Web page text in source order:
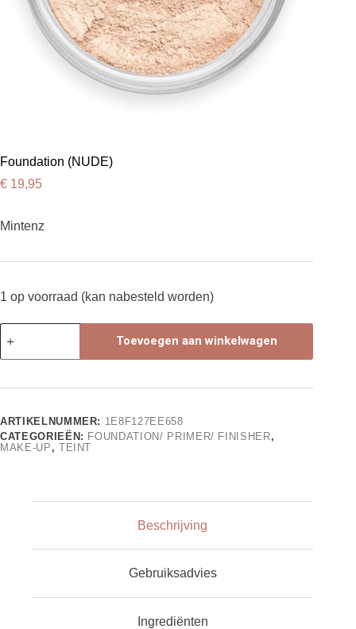
Foundation (NUDE)
€ 19,95
Mintenz
1 op voorraad (kan nabesteld worden)
Foundation
(NUDE)
aantal
Toevoegen aan winkelwagen
ARTIKELNUMMER: 1E8F127EE658
CATEGORIEËN: FOUNDATION/ PRIMER/ FINISHER,
MAKE-UP , TEINT
Beschrijving
Gebruiksadvies
Ingrediënten